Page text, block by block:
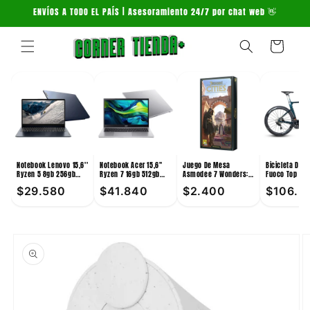
directamente
al contenido
ENVÍOS A TODO EL PAÍS | Asesoramiento 24/7 por chat web 👋
Carrito
Notebook Lenovo 15,6''
Ryzen 5 8gb 256gb
$29.580
Notebook Acer 15,6''
Ryzen 7 16gb 512gb
$41.840
Juego De Mesa
Asmodee 7 Wonders:
$2.400
Bicicleta De
Fuoco Top
a la
información